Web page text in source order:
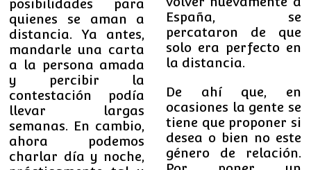
posibilidades para
quienes se aman a
distancia. Ya antes,
mandarle una carta
a la persona amada
y percibir la
contestación podía
llevar largas
semanas. En cambio,
ahora podemos
charlar día y noche,
España, se
percataron de que
solo era perfecto en
la distancia.
De ahí que, en
ocasiones la gente se
tiene que proponer si
desea o bien no este
género de relación.